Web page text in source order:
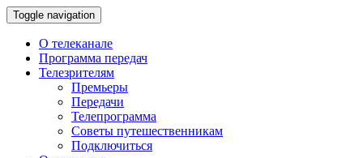
Toggle navigation
О телеканале
Программа передач
Телезрителям
Премьеры
Передачи
Телепрограмма
Советы путешественникам
Подключиться